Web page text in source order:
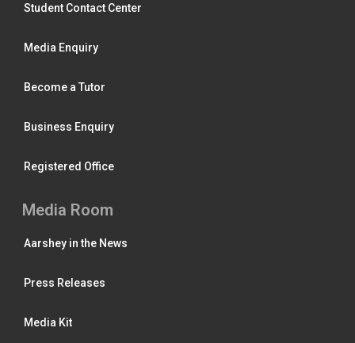
Student Contact Center
Media Enquiry
Become a Tutor
Business Enquiry
Registered Office
Media Room
Aarshey in the News
Press Releases
Media Kit